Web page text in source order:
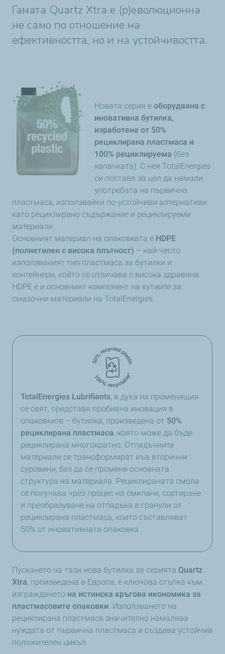
Гамата Quartz Xtra е (р)еволюционна
не само по отношение на
ефективността, но и на устойчивостта.
Новата серия е оборудвана с
иновативна бутилка,
изработена от 50%
рециклирана пластмаса и
100% рециклируема (без
капачката). С нея TotalEnergies
си поставя за цел да намали
употребата на първична
пластмаса, използвайки по-устойчиви алтернативи
като рециклирано съдържание и рециклируеми
материали.
Основният материал на опаковката е HDPE
(полиетилен с висока плътност) – най-често
използваният тип пластмаса за бутилки и
контейнери, който се отличава с висока здравина.
HDPE е и основният компонент на кутиите за
смазочни материали на TotalEnergies.
TotalEnergies Lubrifiants, в духа на променящия
се свят, представя пробивна иновация в
опаковките – бутилка, произведена от 50%
рециклирана пластмаса, която може да бъде
рециклирана многократно. Отпадъчните
материали се трансформират във вторични
суровини, без да се променя основната
структура на материала. Рециклираната смола
се получава чрез процес на смилане, сортиране
и преобразуване на отпадъка в гранули от
рециклирана пластмаса, които съставляват
50% от иновативната опаковка.
Пускането на тази нова бутилка за серията Quartz
Xtra, произведена в Европа, е ключова стъпка към
изграждането на истинска кръгова икономика за
пластмасовите опаковки. Използването на
рециклирана пластмаса значително намалява
нуждата от първична пластмаса и създава устойчив
положителен цикъл.